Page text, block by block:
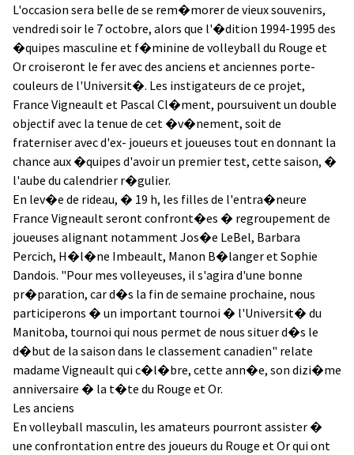
L'occasion sera belle de se rem�morer de vieux souvenirs,
vendredi soir le 7 octobre, alors que l'�dition 1994-1995 des
�quipes masculine et f�minine de volleyball du Rouge et
Or croiseront le fer avec des anciens et anciennes porte-
couleurs de l'Universit�. Les instigateurs de ce projet,
France Vigneault et Pascal Cl�ment, poursuivent un double
objectif avec la tenue de cet �v�nement, soit de
fraterniser avec d'ex- joueurs et joueuses tout en donnant la
chance aux �quipes d'avoir un premier test, cette saison, �
l'aube du calendrier r�gulier.
En lev�e de rideau, � 19 h, les filles de l'entra�neure
France Vigneault seront confront�es � regroupement de
joueuses alignant notamment Jos�e LeBel, Barbara
Percich, H�l�ne Imbeault, Manon B�langer et Sophie
Dandois. "Pour mes volleyeuses, il s'agira d'une bonne
pr�paration, car d�s la fin de semaine prochaine, nous
participerons � un important tournoi � l'Universit� du
Manitoba, tournoi qui nous permet de nous situer d�s le
d�but de la saison dans le classement canadien" relate
madame Vigneault qui c�l�bre, cette ann�e, son dizi�me
anniversaire � la t�te du Rouge et Or.
Les anciens
En volleyball masculin, les amateurs pourront assister �
une confrontation entre des joueurs du Rouge et Or qui ont